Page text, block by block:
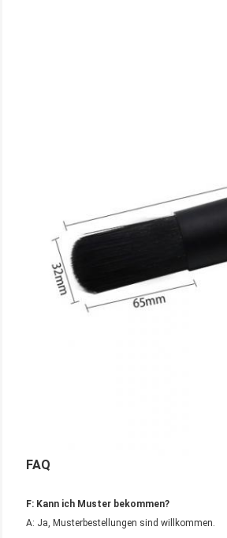
FAQ
F: Kann ich Muster bekommen?
A: Ja, Musterbestellungen sind willkommen.